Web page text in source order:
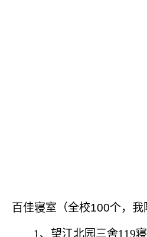
百佳寝室（全校100个，我
1 、望江北园三舍119